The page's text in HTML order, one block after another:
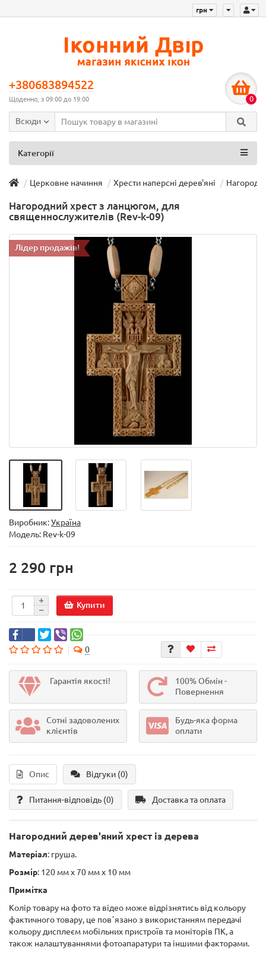
грн
+380683894522
Щоденно, з 09:00 до 19:00 0
Всюди
Категорії
Церковне начиння Хрести наперсні дерев'яні
Нагородний хрест з ланцюгом, для
священнослужителів (Rev-k-09)
Лідер продажів!
Виробник:Україна
Модель: Rev-k-09
2 290 грн
Купити
0
Гарантія якості!
100% Обмін -
Повернення
Сотні задоволених
клієнтів
Будь-яка форма
оплати
Опис Відгуки (0)
Питання-відповідь (0) Доставка та оплата
Нагородний дерев'яний хрест із дерева
Матеріал: груша.
Розмір: 120 мм х 70 мм х 10 мм
Примітка
Колір товару на фото та відео може відрізнятись від кольору
фактичного товару, це повʼязано з використанням передачі
кольору дисплеєм мобільних пристроїв та моніторів ПК, а
також налаштуваннями фотоапаратури та іншими факторами.